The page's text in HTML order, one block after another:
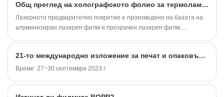
основните стъпки на метода за приготвяне на релефно
термокомпозитно фолио:
Общ преглед на холографското фолио за термоламиниране.
Лазерното предварително покритие е произведено на базата на
алуминизиран лазерен филм и прозрачен лазерен филм.
21-то международно изложение за печат и опаковъчна индустрия във Виетнам
Време: 27~30 септември 2023 г